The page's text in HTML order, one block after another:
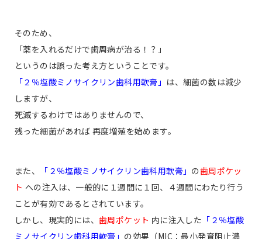
そのため、
「薬を入れるだけで歯周病が治る！？」
というのは誤った考え方ということです。
「２％塩酸ミノサイクリン歯科用軟膏」 は、細菌の数は減少
しますが、
死滅するわけではありませんので、
残った細菌があれば 再度増殖を始めます。
また、 「２％塩酸ミノサイクリン歯科用軟膏」 の歯周ポケッ
ト への注入は、一般的に１週間に１回、４週間にわたり行う
ことが有効であるとされています。
しかし、現実的には、 歯周ポケット 内に注入した 「２％塩酸
ミノサイクリン歯科用軟膏」 の効果（MIC：最小発育阻止濃